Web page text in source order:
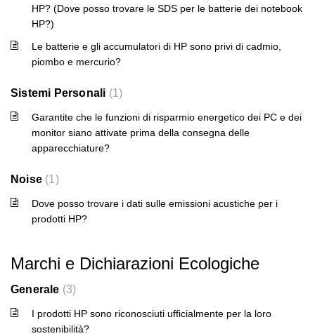
HP? (Dove posso trovare le SDS per le batterie dei notebook
HP?)
Le batterie e gli accumulatori di HP sono privi di cadmio,
piombo e mercurio?
Sistemi Personali 1
Garantite che le funzioni di risparmio energetico dei PC e dei
monitor siano attivate prima della consegna delle
apparecchiature?
Noise 1
Dove posso trovare i dati sulle emissioni acustiche per i
prodotti HP?
Marchi e Dichiarazioni Ecologiche
Generale 3
I prodotti HP sono riconosciuti ufficialmente per la loro
sostenibilità?